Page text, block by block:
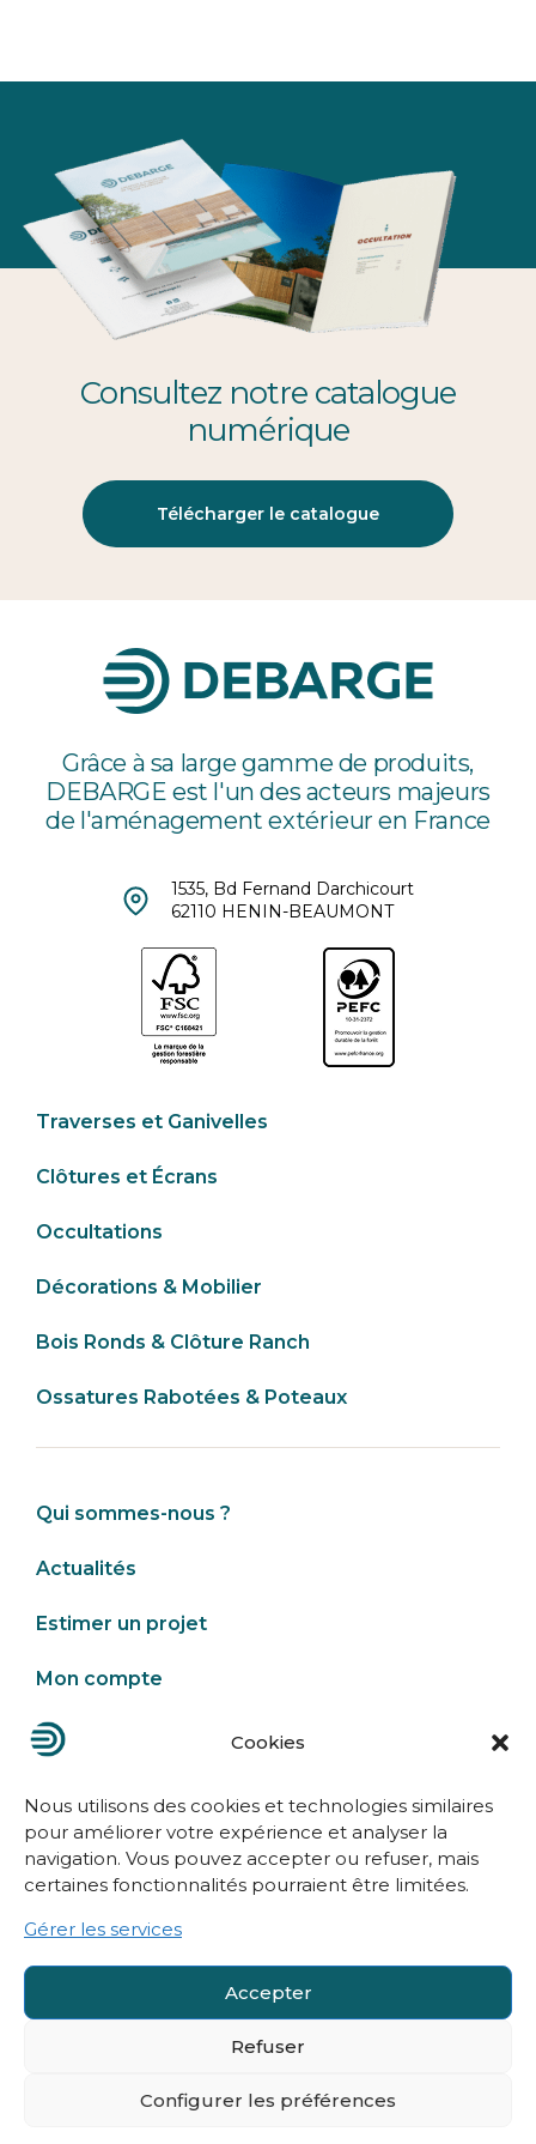
Cookies
Nous utilisons des cookies et technologies similaires
pour améliorer votre expérience et analyser la
navigation. Vous pouvez accepter ou refuser, mais
certaines fonctionnalités pourraient être limitées.
Gérer les services
Accepter
Refuser
Configurer les préférences
Consultez notre catalogue
numérique
Télécharger le catalogue
Grâce à sa large gamme de produits,
DEBARGE est l'un des acteurs majeurs
de l'aménagement extérieur en France
1535, Bd Fernand Darchicourt
62110 HENIN-BEAUMONT
Traverses et Ganivelles
Clôtures et Écrans
Occultations
Décorations & Mobilier
Bois Ronds & Clôture Ranch
Ossatures Rabotées & Poteaux
Qui sommes-nous ?
Actualités
Estimer un projet
Mon compte
Politique de confidentialité
Conditions générales de vente
Politique de cookies (UE)